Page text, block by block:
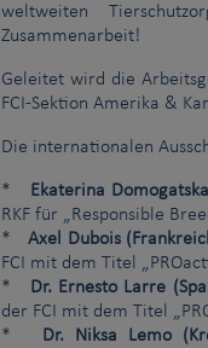
weltweiten
Zusammenarbeit!
Geleitet wird die
FCI-Sektion Amerika &
Die internationalen
* Ekaterina
RKF für „Responsible
* Axel Dubois
FCI mit dem Titel
*
Dr. Ernesto Larre
der FCI mit dem Titel
*
Dr. Niksa Lemo